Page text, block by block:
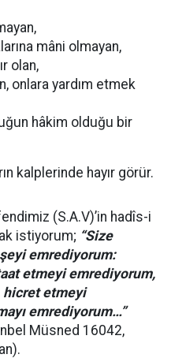
mâni olmayan,
olan,
onlara yardım etmek
hâkim olduğu bir
kalplerinde hayır görür.
(S.A.V)’in hadîs-i
istiyorum; “Size
emrediyorum:
etmeyi emrediyorum,
hicret etmeyi
emrediyorum…”
Müsned 16042,